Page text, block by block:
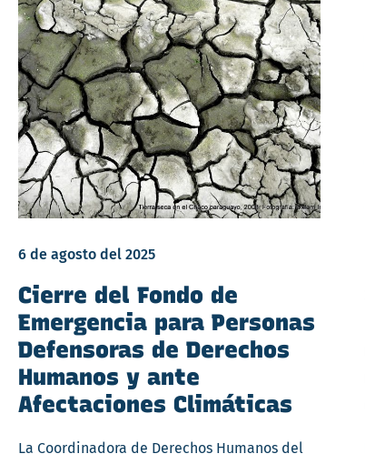
6 de agosto del 2025
Cierre del Fondo de
Emergencia para Personas
Defensoras de Derechos
Humanos y ante
Afectaciones Climáticas
La Coordinadora de Derechos Humanos del